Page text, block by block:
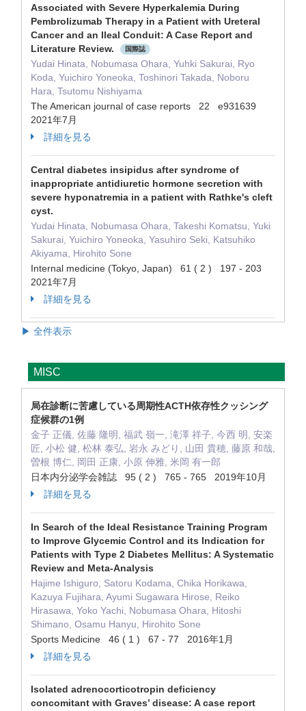
Associated with Severe Hyperkalemia During
Pembrolizumab Therapy in a Patient with Ureteral
Cancer and an Ileal Conduit: A Case Report and
Literature Review.
国際誌
Yudai Hinata, Nobumasa Ohara, Yuhki Sakurai, Ryo
Koda, Yuichiro Yoneoka, Toshinori Takada, Noboru
Hara, Tsutomu Nishiyama
The American journal of case reports 22 e931639
2021年7月
詳細を見る
Central diabetes insipidus after syndrome of
inappropriate antidiuretic hormone secretion with
severe hyponatremia in a patient with Rathke's cleft
cyst.
Yudai Hinata, Nobumasa Ohara, Takeshi Komatsu, Yuki
Sakurai, Yuichiro Yoneoka, Yasuhiro Seki, Katsuhiko
Akiyama, Hirohito Sone
Internal medicine (Tokyo, Japan) 61 ( 2 ) 197 - 203
2021年7月
詳細を見る
▶ 全件表示
MISC
局在診断に苦慮している周期性ACTH依存性クッシング
症候群の1例
金子 正儀, 佐藤 隆明, 福武 嶺一, 滝澤 祥子, 今西 明, 安楽
匠, 小松 健, 松林 泰弘, 岩永 みどり, 山田 貴穂, 藤原 和哉,
曽根 博仁, 岡田 正康, 小原 伸雅, 米岡 有一郎
日本内分泌学会雑誌 95 ( 2 ) 765 - 765 2019年10月
詳細を見る
In Search of the Ideal Resistance Training Program
to Improve Glycemic Control and its Indication for
Patients with Type 2 Diabetes Mellitus: A Systematic
Review and Meta-Analysis
Hajime Ishiguro, Satoru Kodama, Chika Horikawa,
Kazuya Fujihara, Ayumi Sugawara Hirose, Reiko
Hirasawa, Yoko Yachi, Nobumasa Ohara, Hitoshi
Shimano, Osamu Hanyu, Hirohito Sone
Sports Medicine 46 ( 1 ) 67 - 77 2016年1月
詳細を見る
Isolated adrenocorticotropin deficiency
concomitant with Graves’ disease: A case report